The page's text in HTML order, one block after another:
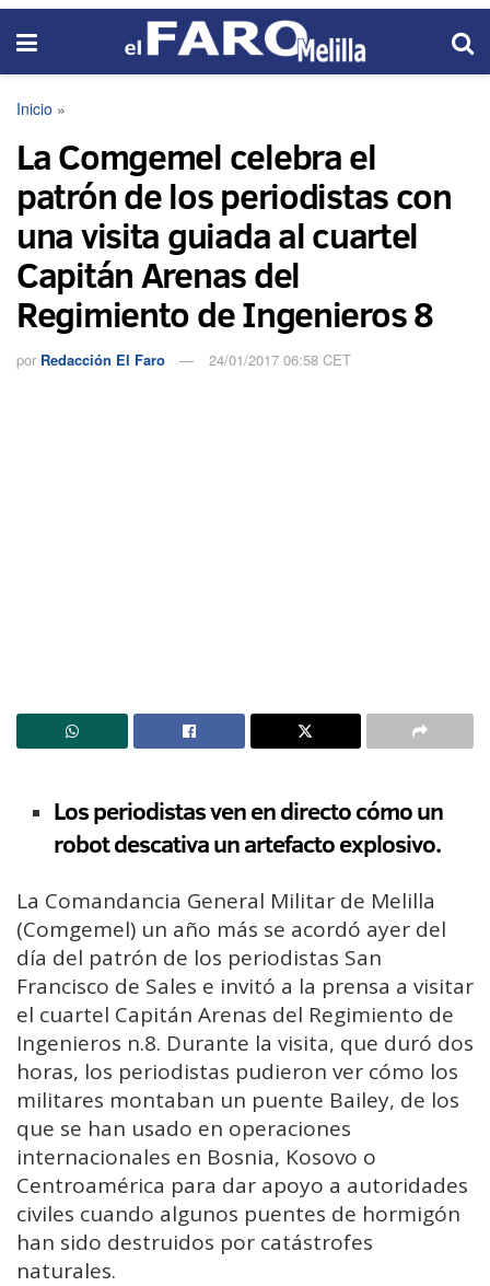
Inicio »
La Comgemel celebra el
patrón de los periodistas con
una visita guiada al cuartel
Capitán Arenas del
Regimiento de Ingenieros 8
por Redacción El Faro 24/01/2017 06:58 CET
Los periodistas ven en directo cómo un
robot descativa un artefacto explosivo.
La Comandancia General Militar de Melilla
(Comgemel) un año más se acordó ayer del
día del patrón de los periodistas San
Francisco de Sales e invitó a la prensa a visitar
el cuartel Capitán Arenas del Regimiento de
Ingenieros n.8. Durante la visita, que duró dos
horas, los periodistas pudieron ver cómo los
militares montaban un puente Bailey, de los
que se han usado en operaciones
internacionales en Bosnia, Kosovo o
Centroamérica para dar apoyo a autoridades
civiles cuando algunos puentes de hormigón
han sido destruidos por catástrofes
naturales.